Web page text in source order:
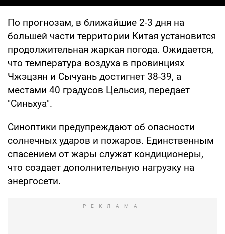
По прогнозам, в ближайшие 2-3 дня на
большей части территории Китая установится
продолжительная жаркая погода. Ожидается,
что температура воздуха в провинциях
Чжэцзян и Сычуань достигнет 38-39, а
местами 40 градусов Цельсия, передает
"Синьхуа".
Синоптики предупреждают об опасности
солнечных ударов и пожаров. Единственным
спасением от жары служат кондиционеры,
что создает дополнительную нагрузку на
энергосети.